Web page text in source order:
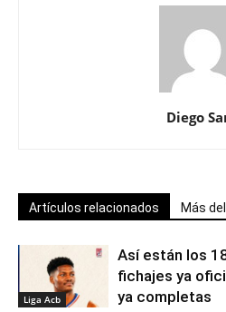
Diego
Artículos relacionados Más
Liga Acb
Así están los
fichajes ya
ya completas